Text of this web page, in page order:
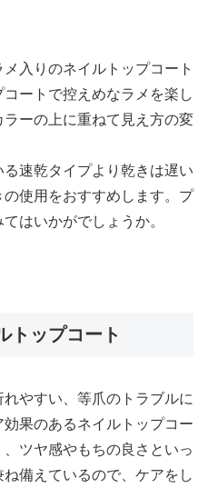
入りのネイルトップコート
ートで控えめなラメを楽し
ーの上に重ねて見え方の変
速乾タイプより乾きは遅い
使用をおすすめします。プ
はいかがでしょうか。
トップコート
やすい、等爪のトラブルに
果のあるネイルトップコー
ツヤ感やもちの良さといっ
備えているので、ケアをし